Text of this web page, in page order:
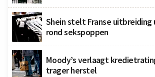
Shein stelt Franse uitbreiding
rond sekspoppen
Moody’s verlaagt
trager herstel